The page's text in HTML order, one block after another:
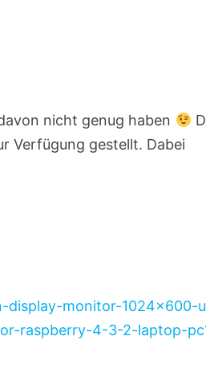
nicht genug haben
Verfügung gestellt. Dabei
monitor-1024×600-
raspberry-4-3-2-laptop-